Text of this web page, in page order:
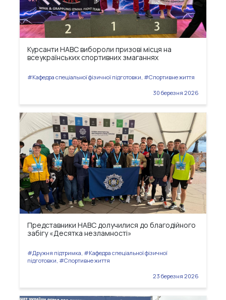
Курсанти НАВС вибороли призові місця на
всеукраїнських спортивних змаганнях
#Кафедра спеціальної фізичної підготовки, #Спортивне життя
30 березня 2026
Представники НАВС долучилися до благодійного
забігу «Десятка незламності»
#Дружня підтримка, #Кафедра спеціальної фізичної
підготовки, #Спортивне життя
23 березня 2026